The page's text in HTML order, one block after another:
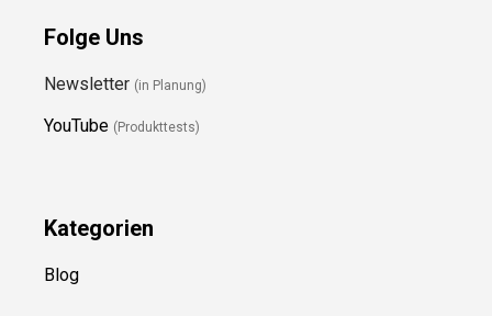
Folge Uns
Newsletter (in Planung)
YouTube (Produkttests)
Kategorien
Blog